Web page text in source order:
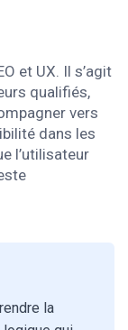
et UX. Il s’agit
qualifiés,
vers
dans les
l’utilisateur
la